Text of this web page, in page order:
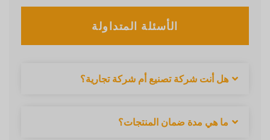
الأسئلة المتداولة
هل أنت شركة تصنيع أم شركة تجارية؟
ما هي مدة ضمان المنتجات؟